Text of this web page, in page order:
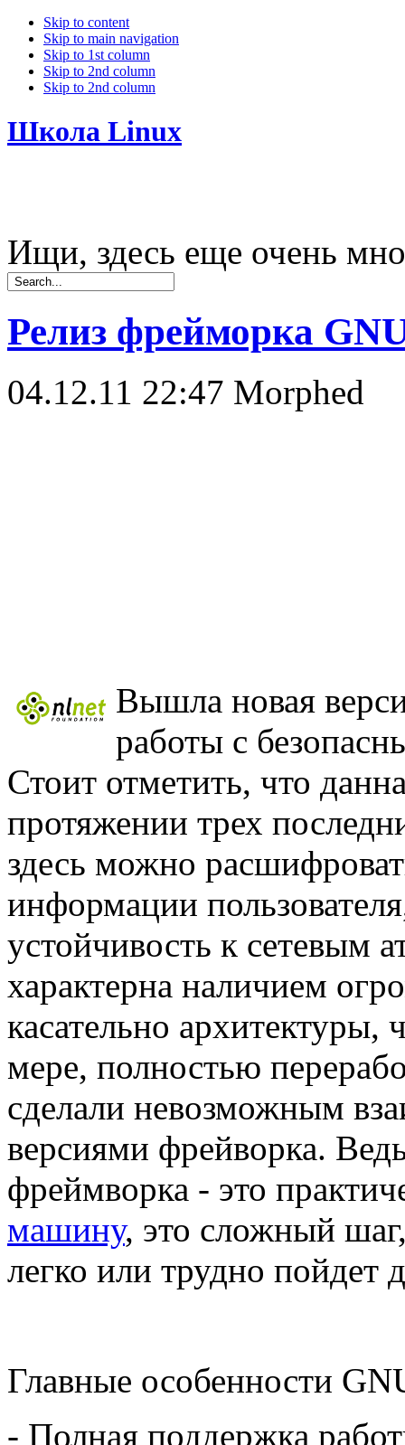
Skip to content
Skip to main navigation
Skip to 1st column
Skip to 2nd column
Skip to 2nd column
Школа Linux
Ищи, здесь еще очень
Релиз фрейморка
04.12.11 22:47 Morphed
Вышла новая
работы с
Стоит отметить, что
протяжении трех
здесь можно
информации
устойчивость к сетевым
характерна наличием
касательно
мере, полностью
сделали невозможным
версиями фрейворка.
фреймворка - это
машину, это сложный шаг,
легко или трудно пойдет
Главные особенности
- Полная поддержка